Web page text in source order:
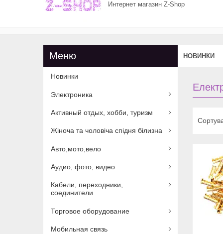
Интернет магазин Z-Shop
НОВИНКИ
Новинки
Электроника
Активный отдых, хобби, туризм
Жіноча та чоловіча спідня білизна
Авто,мото,вело
Аудио, фото, видео
Кабели, переходники,
соединители
Торговое оборудование
Мобильная связь